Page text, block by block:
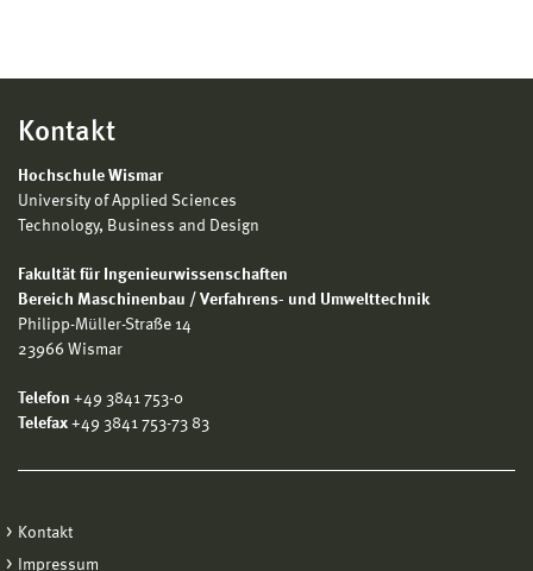
Kontakt
Hochschule Wismar
University of Applied Sciences
Technology, Business and Design
Fakultät für Ingenieurwissenschaften
Bereich Maschinenbau / Verfahrens- und Umwelttechnik
Philipp-Müller-Straße 14
23966 Wismar
Telefon +49 3841 753-0
Telefax +49 3841 753-73 83
Kontakt
Impressum